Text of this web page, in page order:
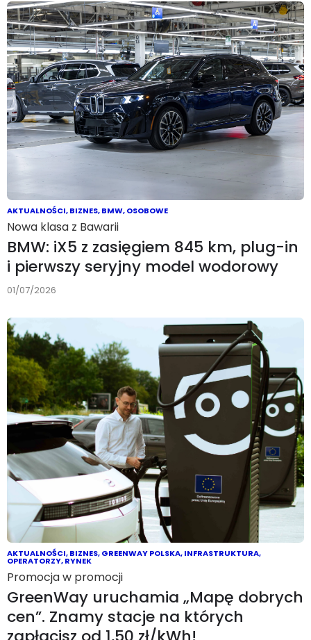
AKTUALNOŚCI,BIZNES,BMW,OSOBOWE
Nowa klasa z Bawarii
BMW: iX5 z zasięgiem 845 km, plug-in
i pierwszy seryjny model wodorowy
01/07/2026
AKTUALNOŚCI,BIZNES,GREENWAY POLSKA,INFRASTRUKTURA,
OPERATORZY,RYNEK
Promocja w promocji
GreenWay uruchamia „Mapę dobrych
cen”. Znamy stacje na których